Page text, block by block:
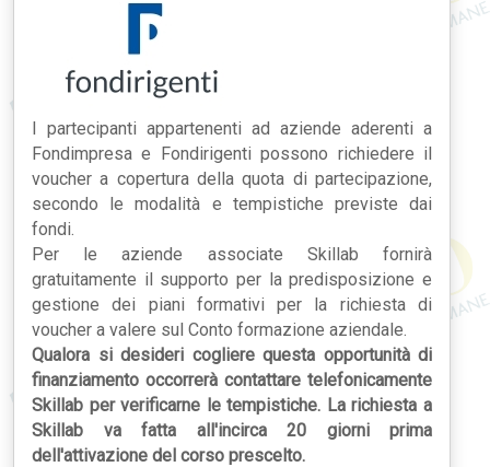
I partecipanti appartenenti ad aziende aderenti a
Fondimpresa e Fondirigenti possono richiedere il
voucher a copertura della quota di partecipazione,
secondo le modalità e tempistiche previste dai
fondi.
Per le aziende associate Skillab fornirà
gratuitamente il supporto per la predisposizione e
gestione dei piani formativi per la richiesta di
voucher a valere sul Conto formazione aziendale.
Qualora si desideri cogliere questa opportunità di
finanziamento occorrerà contattare telefonicamente
Skillab per verificarne le tempistiche. La richiesta a
Skillab va fatta all'incirca 20 giorni prima
dell'attivazione del corso prescelto.